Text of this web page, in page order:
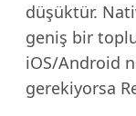
düşüktür.
geniş bir
iOS/Android
gerekiyorsa